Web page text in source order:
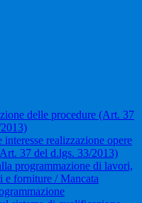
delle procedure (Art. 37
realizzazione opere
37 del d.lgs. 33/2013)
programmazione di lavori,
e forniture / Mancata